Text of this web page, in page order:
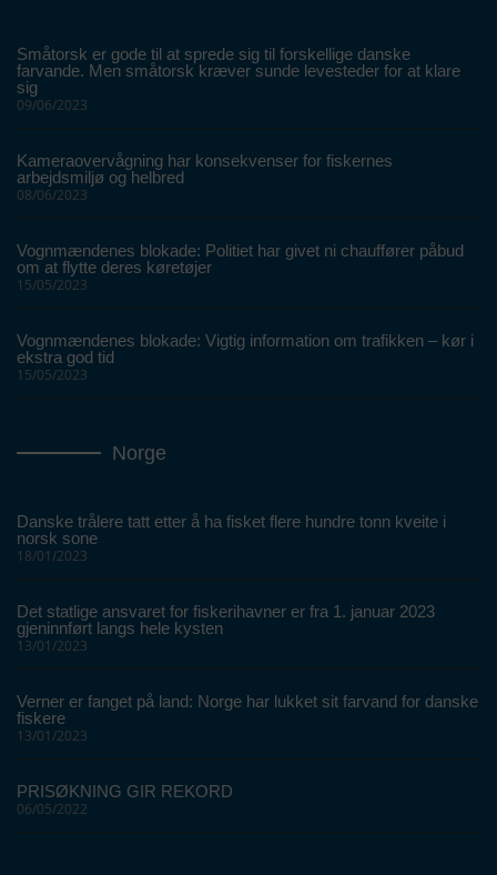
Småtorsk er gode til at sprede sig til forskellige danske
farvande. Men småtorsk kræver sunde levesteder for at klare
sig
09/06/2023
Kameraovervågning har konsekvenser for fiskernes
arbejdsmiljø og helbred
08/06/2023
Vognmændenes blokade: Politiet har givet ni chauffører påbud
om at flytte deres køretøjer
15/05/2023
Vognmændenes blokade: Vigtig information om trafikken – kør i
ekstra god tid
15/05/2023
Norge
Danske trålere tatt etter å ha fisket flere hundre tonn kveite i
norsk sone
18/01/2023
Det statlige ansvaret for fiskerihavner er fra 1. januar 2023
gjeninnført langs hele kysten
13/01/2023
Verner er fanget på land: Norge har lukket sit farvand for danske
fiskere
13/01/2023
PRISØKNING GIR REKORD
06/05/2022